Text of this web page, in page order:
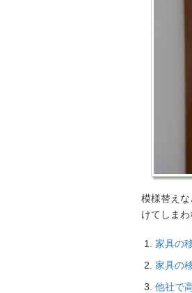
模様替え
けてしま
家具の
家具の
他社で